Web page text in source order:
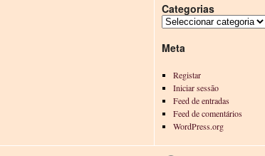
Categorias
Meta
Registar
Iniciar sessão
Feed de entradas
Feed de comentários
WordPress.org